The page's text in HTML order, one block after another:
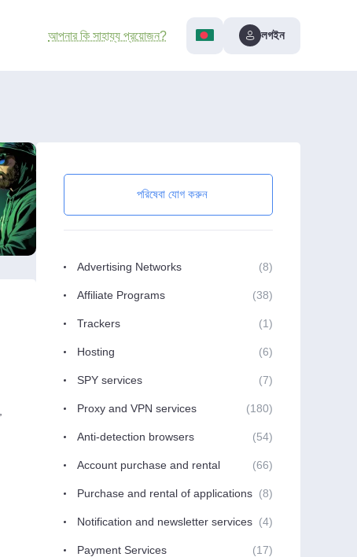
আপনার কি সাহায্য প্রয়োজন? লগইন
পরিষেবা যোগ করুন
Advertising Networks (8)
Affiliate Programs (38)
Trackers (1)
Hosting (6)
SPY services (7)
Proxy and VPN services (180)
Anti-detection browsers (54)
Account purchase and rental (66)
Purchase and rental of applications (8)
Notification and newsletter services (4)
Payment Services (17)